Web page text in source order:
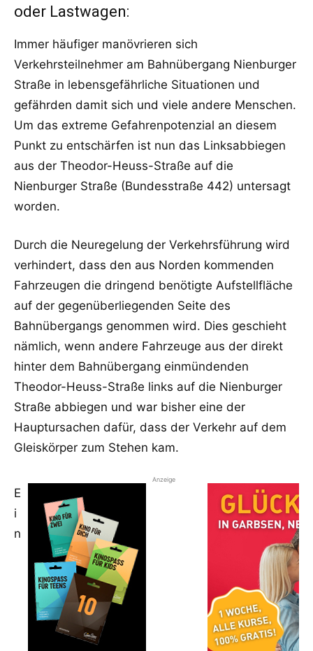
oder Lastwagen:
Immer häufiger manövrieren sich
Verkehrsteilnehmer am Bahnübergang Nienburger
Straße in lebensgefährliche Situationen und
gefährden damit sich und viele andere Menschen.
Um das extreme Gefahrenpotenzial an diesem
Punkt zu entschärfen ist nun das Linksabbiegen
aus der Theodor-Heuss-Straße auf die
Nienburger Straße (Bundesstraße 442) untersagt
worden.
Durch die Neuregelung der Verkehrsführung wird
verhindert, dass den aus Norden kommenden
Fahrzeugen die dringend benötigte Aufstellfläche
auf der gegenüberliegenden Seite des
Bahnübergangs genommen wird. Dies geschieht
nämlich, wenn andere Fahrzeuge aus der direkt
hinter dem Bahnübergang einmündenden
Theodor-Heuss-Straße links auf die Nienburger
Straße abbiegen und war bisher eine der
Hauptursachen dafür, dass der Verkehr auf dem
Gleiskörper zum Stehen kam.
Anzeige
E
i
n